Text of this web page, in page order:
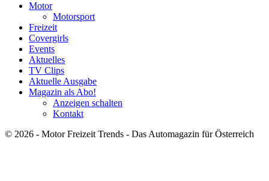
Motor
Motorsport
Freizeit
Covergirls
Events
Aktuelles
TV Clips
Aktuelle Ausgabe
Magazin als Abo!
Anzeigen schalten
Kontakt
© 2026 - Motor Freizeit Trends - Das Automagazin für Österreich